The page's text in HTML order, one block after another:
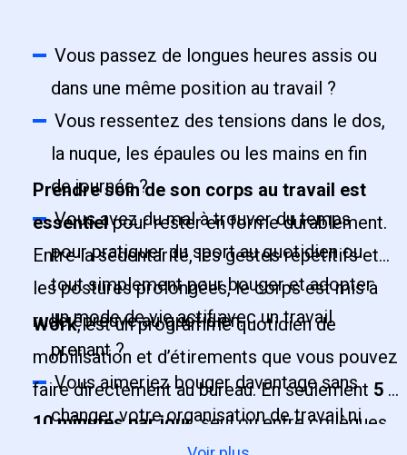
Vous passez de longues heures assis ou
dans une même position au travail ?
Vous ressentez des tensions dans le dos,
la nuque, les épaules ou les mains en fin
de journée ?
Vous avez du mal à trouver du temps
pour pratiquer du sport au quotidien ou
tout simplement pour bouger et adopter
un mode de vie actif avec un travail
prenant ?
Vous aimeriez bouger davantage sans
changer votre organisation de travail ni
votre organisation personnelle ?
Prendre soin de son corps au travail est
essentielpour rester en forme durablement.
Entre la sédentarité, les gestes répétitifs et
les postures prolongées, le corps est mis à
rude épreuve au quotidien.
Work, est un programme quotidien de
mobilisation et d’étirements que vous pouvez
faire directement au bureau. En seulement 5 à
10 minutes par jour, seul ou entre collègues,